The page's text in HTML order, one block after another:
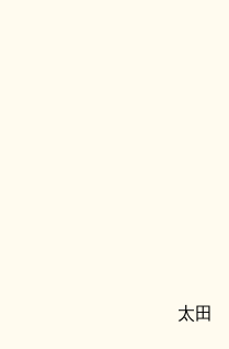
太田